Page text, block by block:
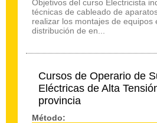
Objetivos del curso Electricista
técnicas de cableado de
realizar los montajes de equipos
distribución de en...
Cursos de Operario de
Eléctricas de Alta
provincia
Método: